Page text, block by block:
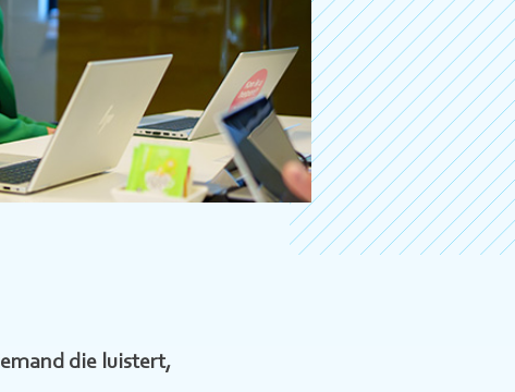
die luistert,